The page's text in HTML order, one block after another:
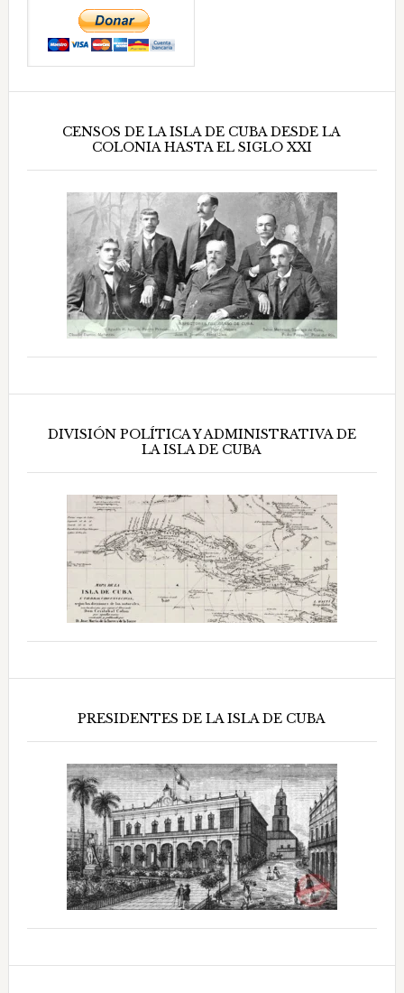
CENSOS DE LA ISLA DE CUBA DESDE LA
COLONIA HASTA EL SIGLO XXI
DIVISIÓN POLÍTICA Y ADMINISTRATIVA DE
LA ISLA DE CUBA
PRESIDENTES DE LA ISLA DE CUBA